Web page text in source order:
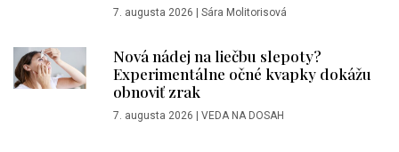
7. augusta 2026 Sára Molitorisová
Nová nádej na liečbu slepoty?
Experimentálne očné kvapky dokážu
obnoviť zrak
7. augusta 2026 VEDA NA DOSAH